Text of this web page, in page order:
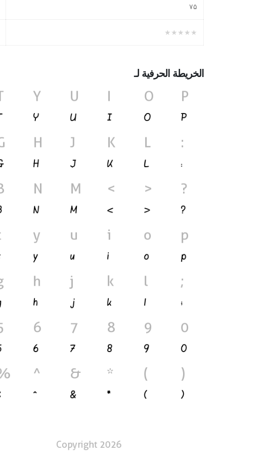
۷۵
★★★★★
الخريطة الحرفية لـ